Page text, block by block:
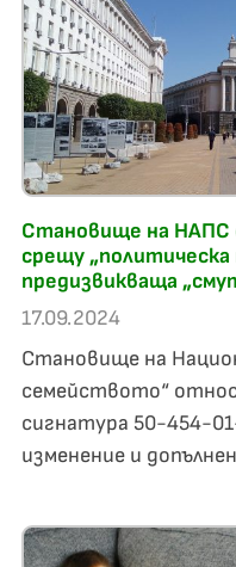
Становище на НАПС
срещу „политическа
предизвикваща
17.09.2024
Становище на
семейството“
сигнатура 50-454-
изменение и